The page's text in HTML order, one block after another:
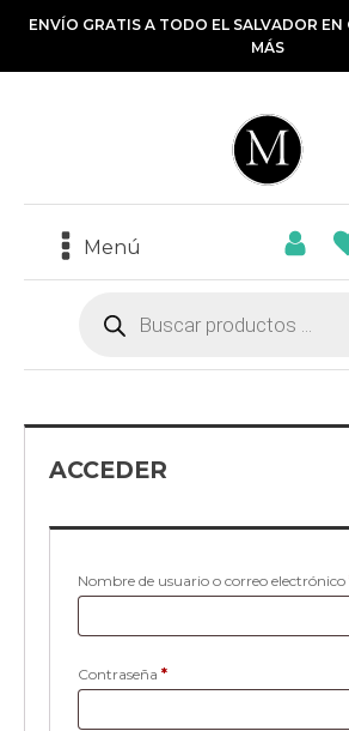
ENVÍO GRATIS A TODO EL SALVADOR
MÁS
Menú
Búsqueda
ACCEDER
Nombre de usuario o correo electrónico
Contraseña *Obligatorio